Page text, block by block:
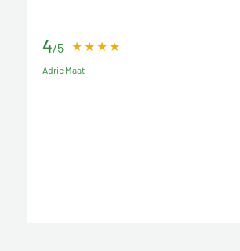
4/5
Adrie Maat